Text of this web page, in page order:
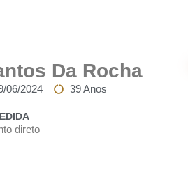
Da Rocha
06/2024 39 Anos
direto